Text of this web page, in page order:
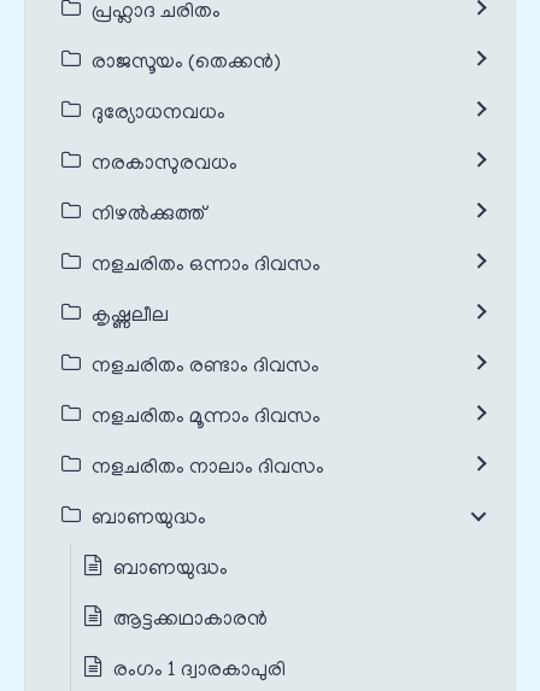
പ്രഹ്ലാദ ചരിതം
രാജസൂയം (തെക്കൻ)
ദുര്യോധനവധം
നരകാസുരവധം
നിഴൽക്കുത്ത്
നളചരിതം ഒന്നാം ദിവസം
കൃഷ്ണലീല
നളചരിതം രണ്ടാം ദിവസം
നളചരിതം മൂന്നാം ദിവസം
നളചരിതം നാലാം ദിവസം
ബാണയുദ്ധം
ബാണയുദ്ധം
ആട്ടക്കഥാകാരൻ
രംഗം 1 ദ്വാരകാപുരി